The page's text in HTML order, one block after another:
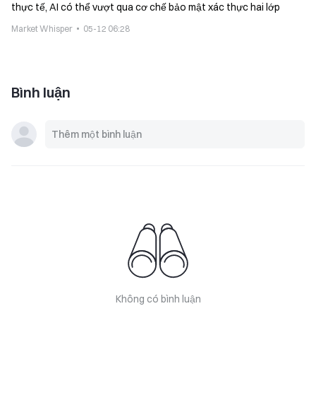
thực tế, AI có thể vượt qua cơ chế bảo mật xác thực hai lớp
Market Whisper 05-12 06:28
Bình luận
Không có bình luận